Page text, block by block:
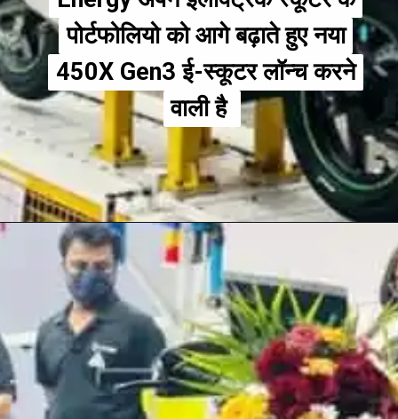
पोर्टफोलियो को आगे बढ़ाते हुए नया
450X Gen3 ई-स्कूटर लॉन्च करने
वाली है
पोर्टफोलियो को आगे बढ़ाते हुए नया
450X Gen3 ई-स्कूटर लॉन्च करने
वाली है